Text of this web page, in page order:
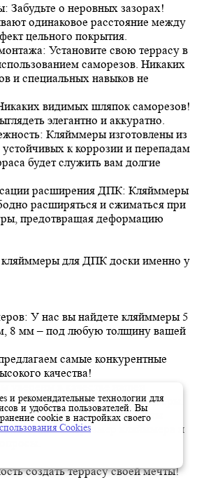
Забудьте о неровных зазорах!
одинаковое расстояние между
цельного покрытия.
Установите свою террасу в
саморезов. Никаких
и специальных навыков не
видимых шляпок саморезов!
элегантно и аккуратно.
Кляйммеры изготовлены из
к коррозии и перепадам
будет служить вам долгие
расширения ДПК: Кляйммеры
расширяться и сжиматься при
предотвращая деформацию
кляйммеры для ДПК доски именно у
У нас вы найдете кляйммеры 5
8 мм – под любую толщину вашей
самые конкурентные
качества!
уверены в качестве нашей
гарантию на все кляйммеры.
Наши специалисты
подходящий размер кляйммера и
создать террасу своей мечты!
и рекомендательные технологии для
и удобства пользователей. Вы
cookie в настройках своего
Cookies